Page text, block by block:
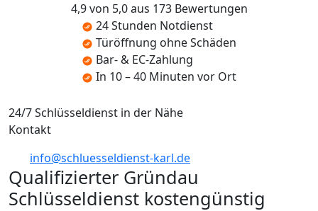
4,9 von 5,0 aus 173 Bewertungen
24 Stunden Notdienst
Türöffnung ohne Schäden
Bar- & EC-Zahlung
In 10 – 40 Minuten vor Ort
24/7 Schlüsseldienst in der Nähe
Kontakt
info@schluesseldienst-karl.de
Qualifizierter Gründau
Schlüsseldienst kostengünstig